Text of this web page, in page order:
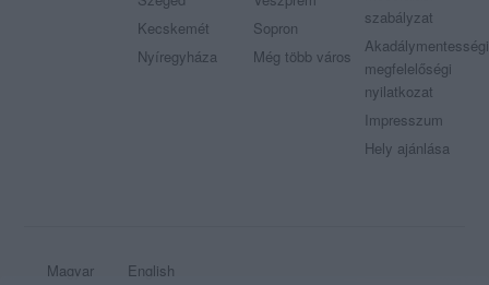
Kecskemét
Nyíregyháza
Sopron
Még több város
szabályzat
Akadálymentességi
megfelelőségi
nyilatkozat
Impresszum
Hely ajánlása
Magyar English